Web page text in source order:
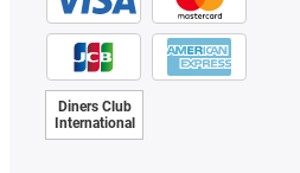
Diners Club
International